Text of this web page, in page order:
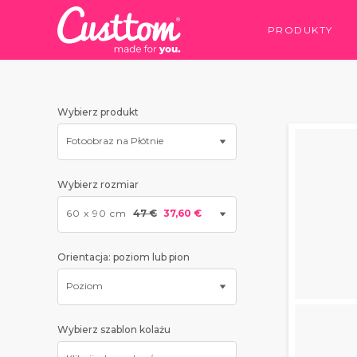
PRODUKTY
Wybierz produkt
Fotoobraz na Płótnie
Wybierz rozmiar
60 x 90 cm 47 € 37,60 €
Orientacja: poziom lub pion
Poziom
Wybierz szablon kolażu